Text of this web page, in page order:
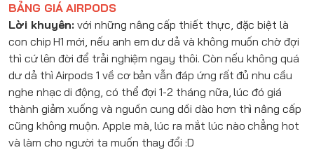
BẢNG GIÁ AIRPODS
Lời khuyên: với những nâng cấp thiết thực, đặc biệt là
con chip H1 mới, nếu anh em dư dả và không muốn chờ đợi
thì cứ lên đời để trải nghiệm ngay thôi. Còn nếu không quá
dư dả thì Airpods 1 về cơ bản vẫn đáp ứng rất đủ nhu cầu
nghe nhạc di động, có thể đợi 1-2 tháng nữa, lúc đó giá
thành giảm xuống và nguồn cung dồi dào hơn thì nâng cấp
cũng không muộn. Apple mà, lúc ra mắt lúc nào chẳng hot
và làm cho người ta muốn thay đổi :D